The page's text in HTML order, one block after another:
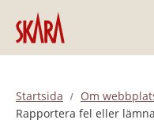
Hoppa till innehåll
Startsida
Om
Rapportera fel eller